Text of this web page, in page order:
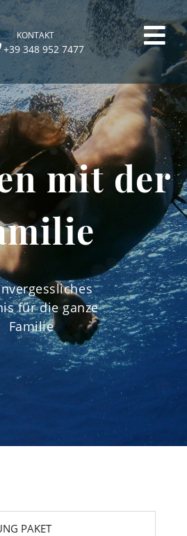
KONTAKT
+39 348 952 7477
mit der
für die ganze
Familie
PAKET